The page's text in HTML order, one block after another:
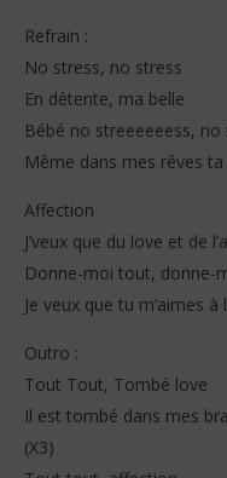
Refrain :
No stress, no stress
En détente, ma belle
Bébé no streeeeeess, no
Même dans mes rêves ta
Affection
J’veux que du love et de
Donne-moi tout, donne-
Je veux que tu m’aimes
Outro :
Tout Tout, Tombé love
Il est tombé dans mes
(X3)